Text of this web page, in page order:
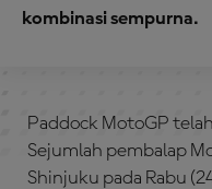
kombinasi sempurna.
Paddock MotoGP
Sejumlah pembalap
Shinjuku pada Rabu